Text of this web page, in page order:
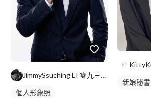
JimmySsuching LI 零九三一一九零零零七 ＞J
個人形象照
新娘秘書